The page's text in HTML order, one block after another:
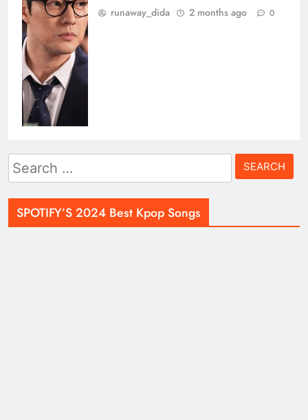
runaway_dida 2 months ago 0
Search
for:
SPOTIFY’S 2024 Best Kpop Songs